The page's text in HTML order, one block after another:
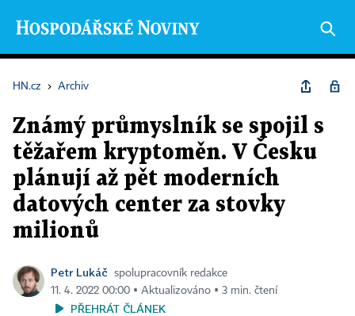
HN.cz › Archiv
Známý průmyslník se spojil s
těžařem kryptoměn. V Česku
plánují až pět moderních
datových center za stovky
milionů
Petr Lukáč
spolupracovník redakce
11. 4. 2022 00:00 ▪ Aktualizováno ▪ 3 min. čtení
PŘEHRÁT ČLÁNEK